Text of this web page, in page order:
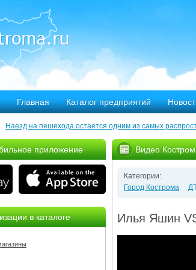
Главная Каталог предприятий
Наезд на пешехода остается одним из самых
Запланирован ремонт более 40 километров
В Костроме откроется выставка, посвященная 30-
375 костромских семей улучшили свое благосостояние
Благотворительная программа «Мир без слез»
Серьезное ДТП на Михалевском бульваре
За нарушение правил противопожарной
Видео
Категории:
Город Кострома
Илья Яшин
приложение
в каталоге